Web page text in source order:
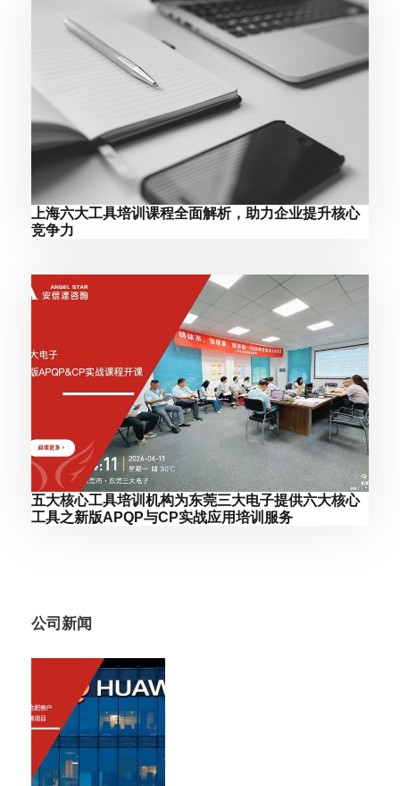
上海六大工具培训课程全面解析，助力企业提升核心
竞争力
五大核心工具培训机构为东莞三大电子提供六大核心
工具之新版APQP与CP实战应用培训服务
公司新闻